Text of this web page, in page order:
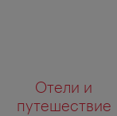
Отели и
путешествие